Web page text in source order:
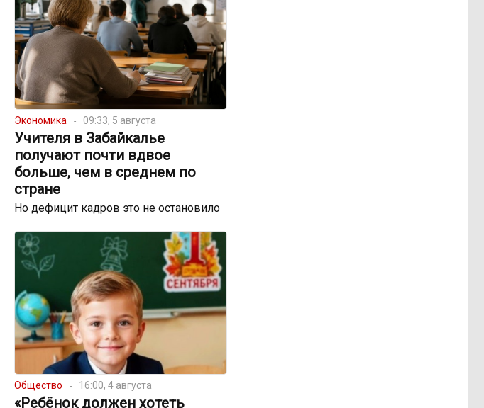
Экономика 09:33, 5 августа
Учителя в Забайкалье
получают почти вдвое
больше, чем в среднем по
стране
Но дефицит кадров это не остановило
Общество 16:00, 4 августа
«Ребёнок должен хотеть